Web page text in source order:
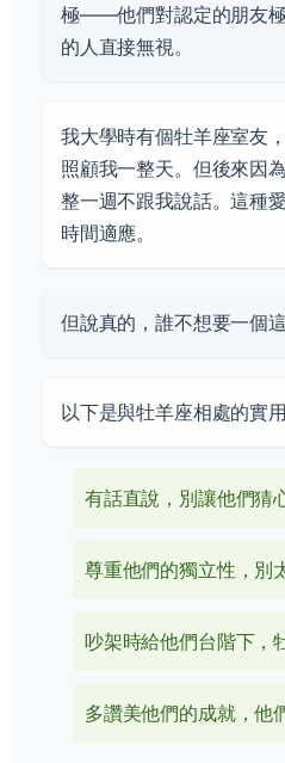
極——他們對認定的朋友
的人直接無視。
我大學時有個牡羊座室友
照顧我一整天。但後來因
整一週不跟我說話。這種
時間適應。
但說真的，誰不想要一個
以下是與牡羊座相處的實
有話直說，別讓他們猜
尊重他們的獨立性，別
吵架時給他們台階下，
多讚美他們的成就，他